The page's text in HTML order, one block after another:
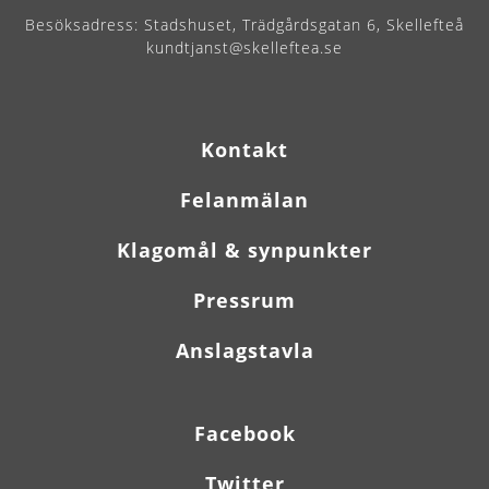
Besöksadress: Stadshuset, Trädgårdsgatan 6, Skellefteå
kundtjanst@skelleftea.se
Kontakt
Felanmälan
Klagomål & synpunkter
Pressrum
Anslagstavla
Facebook
Twitter